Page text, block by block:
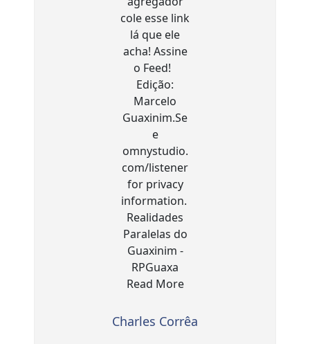
Charles Corrêa